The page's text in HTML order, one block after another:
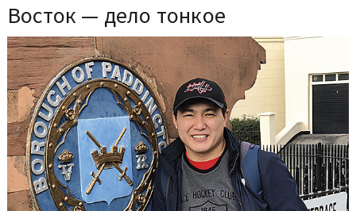
Восток — дело тонкое